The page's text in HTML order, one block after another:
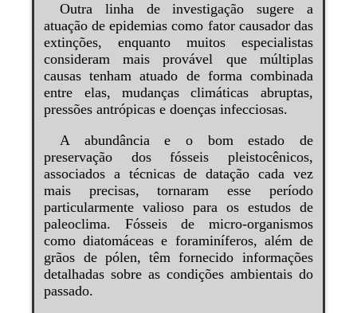
Outra linha de investigação sugere a
atuação de epidemias como fator causador das
extinções, enquanto muitos especialistas
consideram mais provável que múltiplas
causas tenham atuado de forma combinada
entre elas, mudanças climáticas abruptas,
pressões antrópicas e doenças infecciosas.
A abundância e o bom estado de
preservação dos fósseis pleistocênicos,
associados a técnicas de datação cada vez
mais precisas, tornaram esse período
particularmente valioso para os estudos de
paleoclima. Fósseis de micro-organismos
como diatomáceas e foraminíferos, além de
grãos de pólen, têm fornecido informações
detalhadas sobre as condições ambientais do
passado.